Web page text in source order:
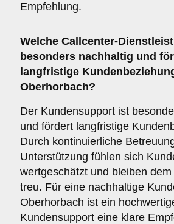
Empfehlung.
Welche Callcenter-
besonders nachhaltig und
langfristige
Oberhorbach?
Der Kundensupport ist
und fördert langfristige
Durch kontinuierliche
Unterstützung fühlen sich
wertgeschätzt und bleiben
treu. Für eine nachhaltige
Oberhorbach ist ein
Kundensupport eine klare